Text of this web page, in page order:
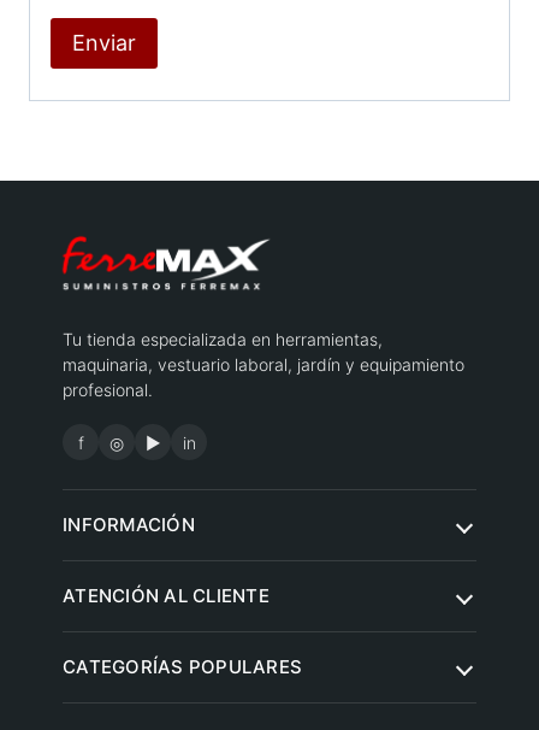
Tu tienda especializada en herramientas,
maquinaria, vestuario laboral, jardín y equipamiento
profesional.
f ◎ ▶ in
ATENCIÓN AL CLIENTE
INFORMACIÓN
Aviso legal
CATEGORÍAS POPULARES